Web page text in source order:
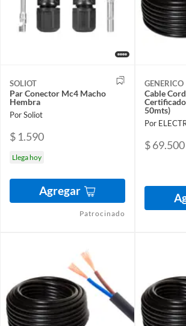
SOLIOT
Par Conector Mc4 Macho
Hembra
Por Soliot
$ 1.590
Llega hoy
Agregar
Patrocinado
GENERICO
Cable
50mts)
Por
$ 69.500